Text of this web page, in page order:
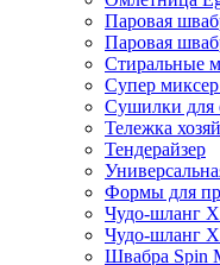
Паровая
Паровая
Стиральные
Супер
Сушилки для
Тележка
Тендерайзер
Формы для
Чудо-шланг
Чудо-шланг
Швабра Spin